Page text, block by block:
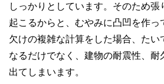
しっかりとしています。そのため
起こるからと、むやみに凸凹を作っ
欠けの複雑な計算をした場合、たい
なるだけでなく、建物の耐震性、耐
出てしまいます。